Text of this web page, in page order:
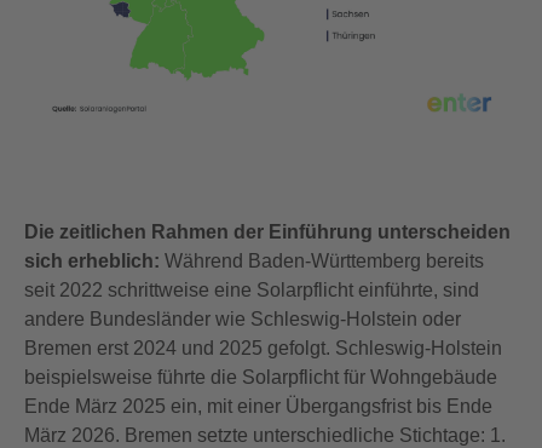
Die zeitlichen Rahmen der Einführung unterscheiden
sich erheblich: Während Baden-Württemberg bereits
seit 2022 schrittweise eine Solarpflicht einführte, sind
andere Bundesländer wie Schleswig-Holstein oder
Bremen erst 2024 und 2025 gefolgt. Schleswig-Holstein
beispielsweise führte die Solarpflicht für Wohngebäude
Ende März 2025 ein, mit einer Übergangsfrist bis Ende
März 2026. Bremen setzte unterschiedliche Stichtage: 1.